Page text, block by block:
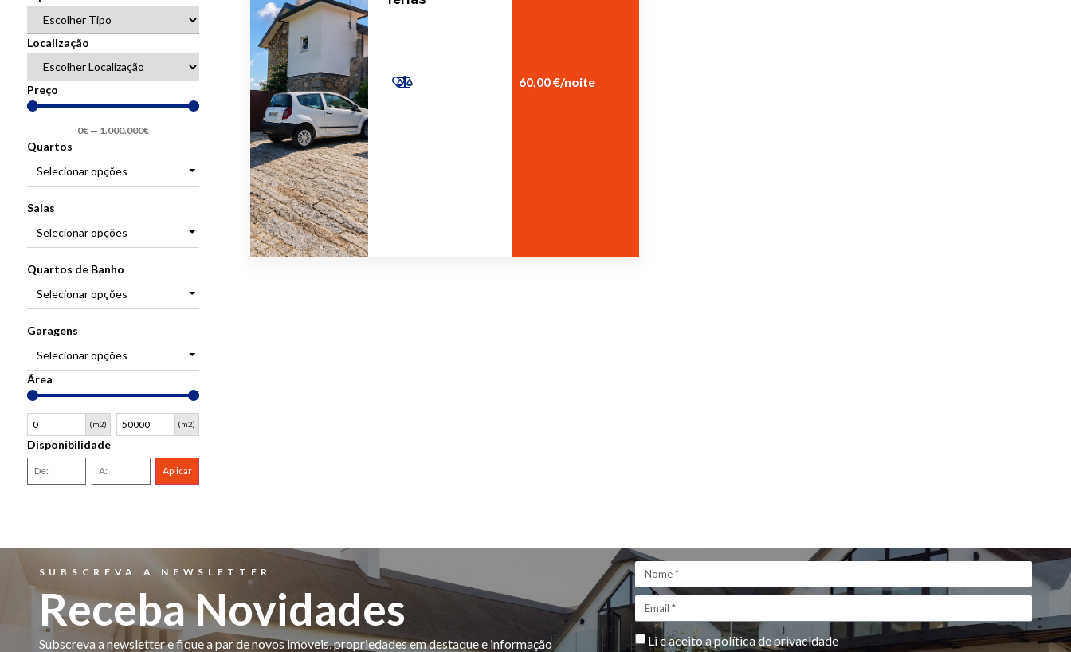
Localização
Preço
0€ — 1.000.000€
Quartos
Selecionar opções
Salas
Selecionar opções
Quartos de Banho
Selecionar opções
Garagens
Selecionar opções
Área
(m2) (m2)
Disponibilidade
Aplicar
60,00 €/noite
SUBSCREVA A NEWSLETTER
Receba Novidades
Subscreva a newsletter e fique a par de novos imoveis, propriedades em destaque e informação
Li e aceito apolítica de privacidade